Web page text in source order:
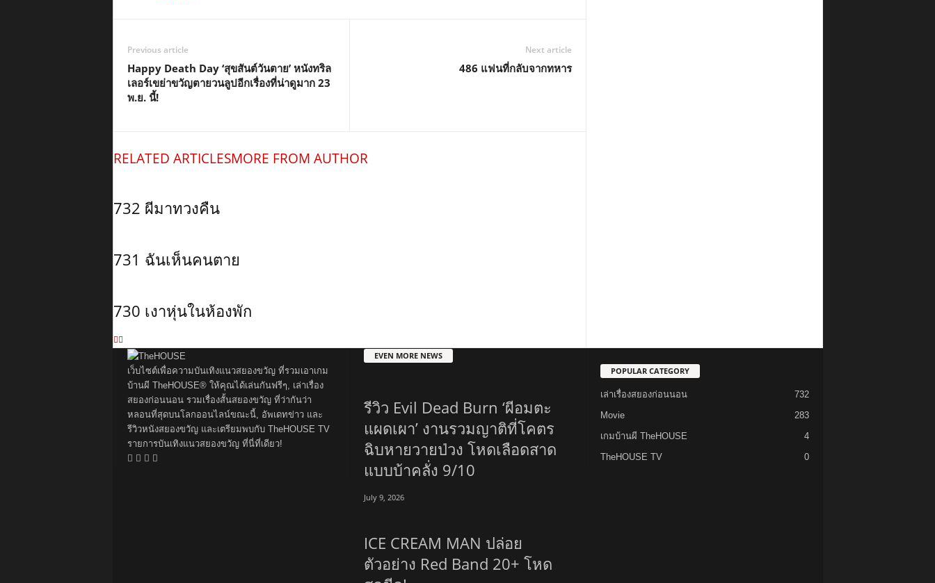
Previous article
Happy Death Day ‘สุขสันต์วันตาย’ หนังทริล
เลอร์เขย่าขวัญตายวนลูปอีกเรื่องที่น่าดูมาก 23
พ.ย. นี้!
Next article
486 แฟนที่กลับจากทหาร
RELATED ARTICLESMORE FROM AUTHOR
732 ผีมาทวงคืน
731 ฉันเห็นคนตาย
730 เงาหุ่นในห้องพัก
เว็บไซต์เพื่อความบันเทิงแนวสยองขวัญ ที่รวมเอาเกม
บ้านผี TheHOUSE® ให้คุณได้เล่นกันฟรีๆ, เล่าเรื่อง
สยองก่อนนอน รวมเรื่องสั้นสยองขวัญ ที่ว่ากันว่า
หลอนที่สุดบนโลกออนไลน์ขณะนี้, อัพเดทข่าว และ
รีวิวหนังสยองขวัญ และเตรียมพบกับ TheHOUSE TV
รายการบันเทิงแนวสยองขวัญ ที่นี่ที่เดียว!
EVEN MORE NEWS
รีวิว Evil Dead Burn ‘ผีอมตะ
แผดเผา’ งานรวมญาติที่โคตร
ฉิบหายวายป่วง โหดเลือดสาด
แบบบ้าคลั่ง 9/10
July 9, 2026
ICE CREAM MAN ปล่อย
ตัวอย่าง Red Band 20+ โหด
POPULAR CATEGORY
เล่าเรื่องสยองก่อนนอน
732
Movie
283
เกมบ้านผี TheHOUSE
4
TheHOUSE TV
0